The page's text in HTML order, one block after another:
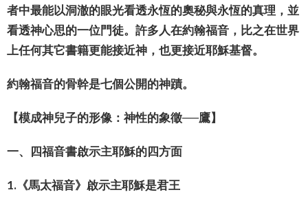
者中最能以洞澈的眼光看透永恆的奧秘與永恆的真理，並
看透神心思的一位門徒。許多人在約翰福音，比之在世界
上任何其它書籍更能接近神，也更接近耶穌基督。
約翰福音的骨幹是七個公開的神蹟。
【模成神兒子的形像：神性的象徵──鷹】
一、四福音書啟示主耶穌的四方面
1.《馬太福音》啟示主耶穌是君王